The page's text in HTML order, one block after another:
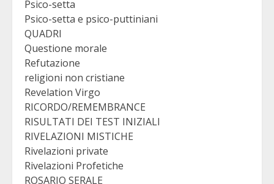
Psico-setta
Psico-setta e psico-puttiniani
QUADRI
Questione morale
Refutazione
religioni non cristiane
Revelation Virgo
RICORDO/REMEMBRANCE
RISULTATI DEI TEST INIZIALI
RIVELAZIONI MISTICHE
Rivelazioni private
Rivelazioni Profetiche
ROSARIO SERALE